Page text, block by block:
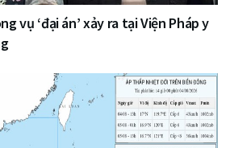
vụ ‘đại án’ xảy ra tại Viện Pháp y